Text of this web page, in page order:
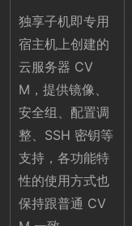
独享子机即专用
宿主机上创建的
云服务器 CV
M，提供镜像、
安全组、配置调
整、SSH 密钥等
支持，各功能特
性的使用方式也
保持跟普通 CV